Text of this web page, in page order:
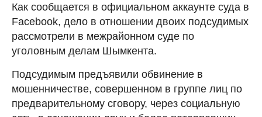
Как сообщается в официальном аккаунте суда в
Facebook, дело в отношении двоих подсудимых
рассмотрели в межрайонном суде по
уголовным делам Шымкента.
Подсудимым предъявили обвинение в
мошенничестве, совершенном в группе лиц по
предварительному сговору, через социальную